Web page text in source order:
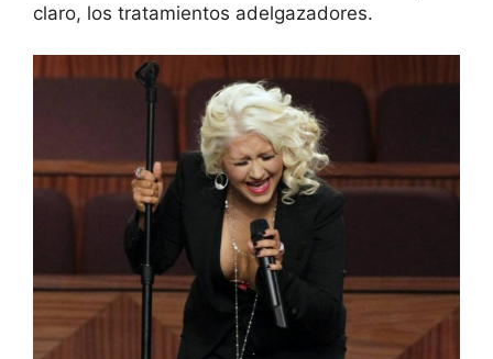
claro, los tratamientos adelgazadores.